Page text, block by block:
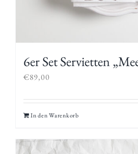
6er Set Servietten
€89,00
In den Warenkorb